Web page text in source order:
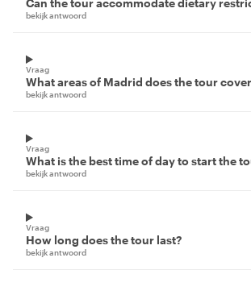
Can the tour accommodate dietary
bekijk antwoord
Vraag
What areas of Madrid does the tour
bekijk antwoord
Vraag
What is the best time of day to start the
bekijk antwoord
Vraag
How long does the tour last?
bekijk antwoord